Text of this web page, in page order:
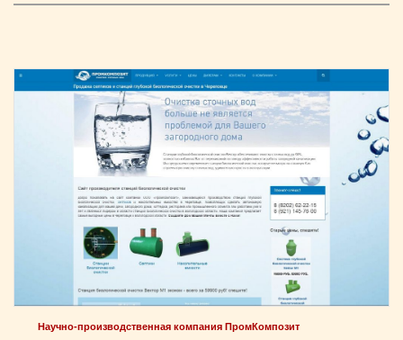
Научно-производственная компания ПромКомпозит